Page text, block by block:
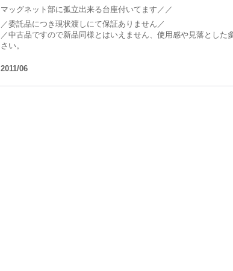
マッグネット部に孤立出来る台座付いてます／／
／委託品につき現状渡しにて保証ありません／
／中古品ですので新品同様とはいえません、使用感や見落とし
さい。
2011/06